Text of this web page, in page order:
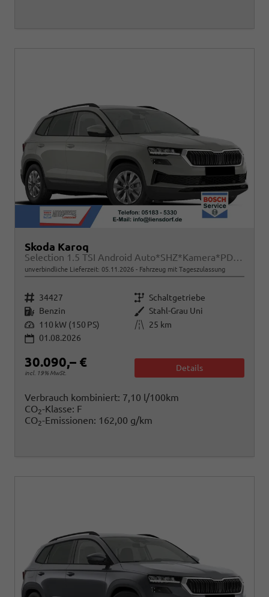
Skoda Karoq
Selection 1.5 TSI Android Auto*SHZ*Kamera*PDC v/h*Klimaauto*SUNSET*LED
unverbindliche Lieferzeit: 05.11.2026 Fahrzeug mit Tageszulassung
Fahrzeugnr. 34427 Getriebe Schaltgetriebe
Kraftstoff Benzin Außenfarbe Stahl-Grau Uni
Leistung 110 kW (150 PS) Kilometerstand
25 km
01.08.2026
30.090,– €
incl. 19% MwSt.
Details
Verbrauch kombiniert: 7,10 l/100km
CO2-Klasse: F
CO2-Emissionen: 162,00 g/km